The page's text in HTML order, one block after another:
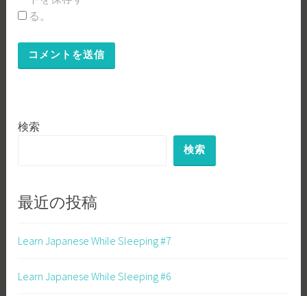
る。
検索
検索
最近の投稿
Learn Japanese While Sleeping #7
Learn Japanese While Sleeping #6